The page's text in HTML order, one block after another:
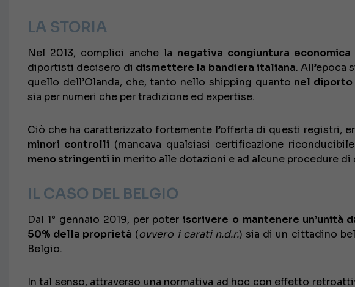
LA STORIA
Nel 2013, complici anche la negativa congiuntura economica
diportisti decisero di dismettere la bandiera italiana. All’epoca
quello dell’Olanda, che, tanto nello shipping quanto nel diporto
sia per numeri che per tradizione ed expertise.
Ciò che ha caratterizzato fortemente l’offerta di questi registri,
minori controlli (mancava qualsiasi certificazione
meno stringenti in merito alle dotazioni e ad alcune procedure di
IL CASO DEL BELGIO
Dal 1° gennaio 2019, per poteriscrivere o mantenere un’unità
50% della proprietà (ovvero i carati n.d.r.) sia di un cittadino
Belgio.
In tal senso, attraverso una normativa ad hoc con effetto